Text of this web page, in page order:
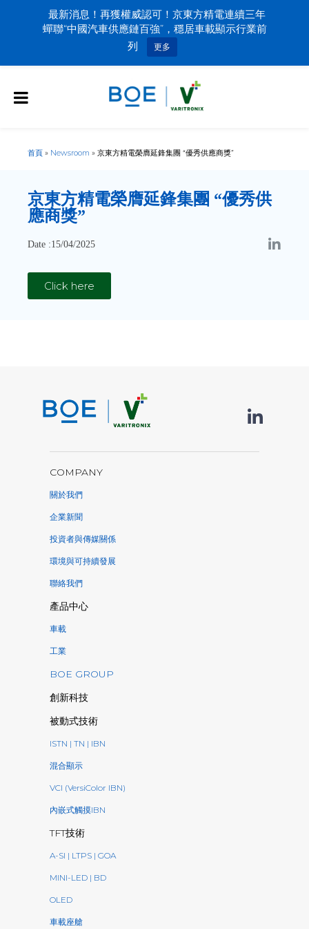
首頁 » Newsroom » 京東方精電榮膺延鋒集團 “優秀供應商獎”
京東方精電榮膺延鋒集團 “優秀供
應商獎”
Date :15/04/2025
Click here
COMPANY
關於我們
企業新聞
投資者與傳媒關係
環境與可持續發展
聯絡我們
產品中心
車載
工業
BOE GROUP
創新科技
被動式技術
ISTN | TN | IBN
混合顯示
VCI (VersiColor IBN)
內嵌式觸摸IBN
TFT技術
A-SI | LTPS | GOA
MINI-LED | BD
OLED
車載座艙
最新消息！再獲權威認可！京東方精電連續三年
蟬聯“中國汽車供應鏈百強”，穩居車載顯示行業前
列
更多